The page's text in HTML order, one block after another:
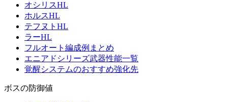
オシリスHL
ホルスHL
テフヌトHL
ラーHL
フルオート編成例まとめ
エニアドシリーズ武器性能一覧
覚醒システムのおすすめ強化先
ボスの防御値